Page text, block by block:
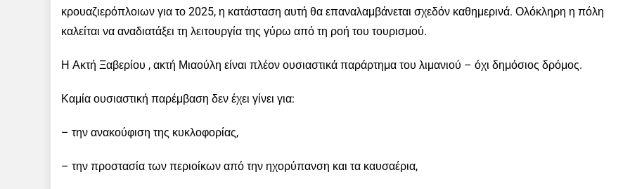
κρουαζιερόπλοιων για το 2025, η κατάσταση αυτή θα επαναλαμβάνεται σχεδόν καθημερινά. Ολόκληρη η πόλη
καλείται να αναδιατάξει τη λειτουργία της γύρω από τη ροή του τουρισμού.
Η Ακτή Ξαβερίου , ακτή Μιαούλη είναι πλέον ουσιαστικά παράρτημα του λιμανιού – όχι δημόσιος δρόμος.
Καμία ουσιαστική παρέμβαση δεν έχει γίνει για:
– την ανακούφιση της κυκλοφορίας,
– την προστασία των περιοίκων από την ηχορύπανση και τα καυσαέρια,